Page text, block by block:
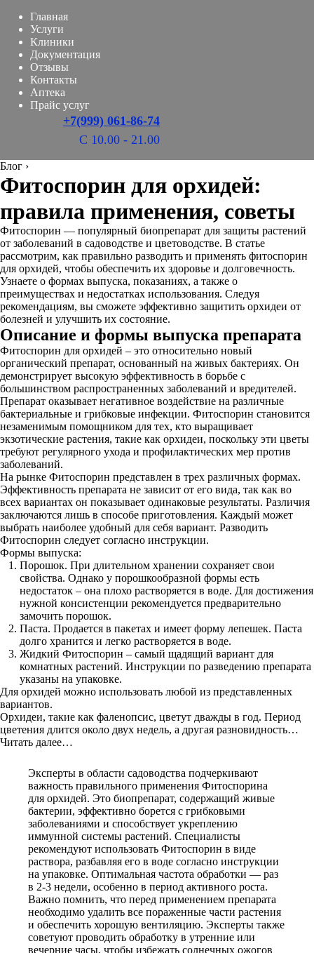
Главная
Услуги
Клиники
Документация
Отзывы
Контакты
Аптека
Прайс услуг
+7(999) 061-86-74
С 10.00 - 21.00
Блог ›
Фитоспорин для орхидей:
правила применения, советы
Фитоспорин — популярный биопрепарат для защиты растений
от заболеваний в садоводстве и цветоводстве. В статье
рассмотрим, как правильно разводить и применять фитоспорин
для орхидей, чтобы обеспечить их здоровье и долговечность.
Узнаете о формах выпуска, показаниях, а также о
преимуществах и недостатках использования. Следуя
рекомендациям, вы сможете эффективно защитить орхидеи от
болезней и улучшить их состояние.
Описание и формы выпуска препарата
Фитоспорин для орхидей – это относительно новый
органический препарат, основанный на живых бактериях. Он
демонстрирует высокую эффективность в борьбе с
большинством распространенных заболеваний и вредителей.
Препарат оказывает негативное воздействие на различные
бактериальные и грибковые инфекции. Фитоспорин становится
незаменимым помощником для тех, кто выращивает
экзотические растения, такие как орхидеи, поскольку эти цветы
требуют регулярного ухода и профилактических мер против
заболеваний.
На рынке Фитоспорин представлен в трех различных формах.
Эффективность препарата не зависит от его вида, так как во
всех вариантах он показывает одинаковые результаты. Различия
заключаются лишь в способе приготовления. Каждый может
выбрать наиболее удобный для себя вариант. Разводить
Фитоспорин следует согласно инструкции.
Формы выпуска:
Порошок. При длительном хранении сохраняет свои
свойства. Однако у порошкообразной формы есть
недостаток – она плохо растворяется в воде. Для достижения
нужной консистенции рекомендуется предварительно
замочить порошок.
Паста. Продается в пакетах и имеет форму лепешек. Паста
долго хранится и легко растворяется в воде.
Жидкий Фитоспорин – самый щадящий вариант для
комнатных растений. Инструкции по разведению препарата
указаны на упаковке.
Для орхидей можно использовать любой из представленных
вариантов.
Орхидеи, такие как фаленопсис, цветут дважды в год. Период
цветения длится около двух недель, а другая разновидность…
Читать далее…
Эксперты в области садоводства подчеркивают
важность правильного применения Фитоспорина
для орхидей. Это биопрепарат, содержащий живые
бактерии, эффективно борется с грибковыми
заболеваниями и способствует укреплению
иммунной системы растений. Специалисты
рекомендуют использовать Фитоспорин в виде
раствора, разбавляя его в воде согласно инструкции
на упаковке. Оптимальная частота обработки — раз
в 2-3 недели, особенно в период активного роста.
Важно помнить, что перед применением препарата
необходимо удалить все пораженные части растения
и обеспечить хорошую вентиляцию. Эксперты также
советуют проводить обработку в утренние или
вечерние часы, чтобы избежать солнечных ожогов